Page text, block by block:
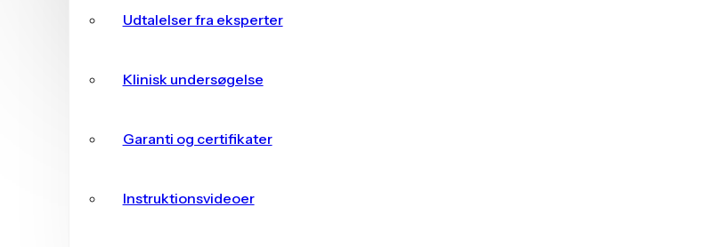
Udtalelser fra eksperter
Klinisk undersøgelse
Garanti og certifikater
Instruktionsvideoer